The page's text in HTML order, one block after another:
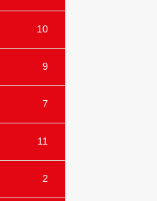
10
9
7
11
2